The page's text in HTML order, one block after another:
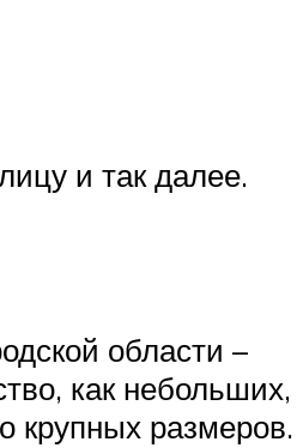
и так далее.
области –
как небольших,
крупных размеров.